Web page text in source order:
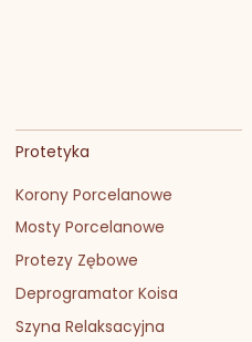
Protetyka
Korony Porcelanowe
Mosty Porcelanowe
Protezy Zębowe
Deprogramator Koisa
Szyna Relaksacyjna